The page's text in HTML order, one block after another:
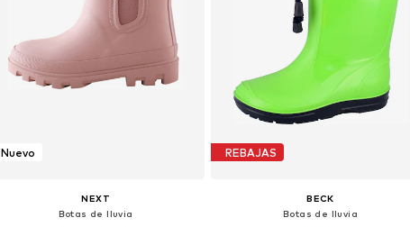
Nuevo
NEXT
Botas de lluvia
REBAJAS
BECK
Botas de lluvia